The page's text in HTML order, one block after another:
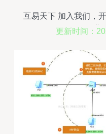
互易天下 加入我们，
业
更新时间：